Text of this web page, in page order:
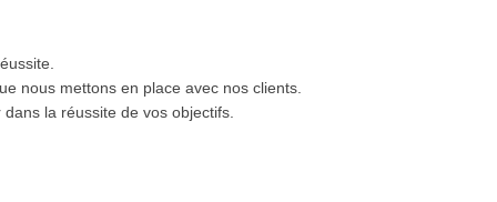
nous mettons en place avec nos clients.
la réussite de vos objectifs.